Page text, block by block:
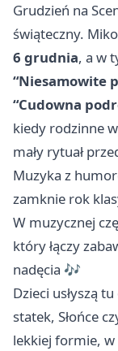
Grudzień na
świąteczny.
6 grudnia, a w
“Niesamowite
“Cudowna
kiedy rodzinne
mały rytuał
Muzyka z
zamknie rok
W muzycznej
który łączy
nadęcia 🎶
Dzieci usłyszą
statek, Słońce
lekkiej formie,